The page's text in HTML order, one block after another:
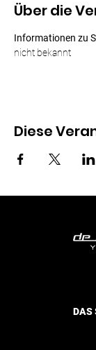
Über die
Informationen zu
nicht bekannt
Diese
DAS